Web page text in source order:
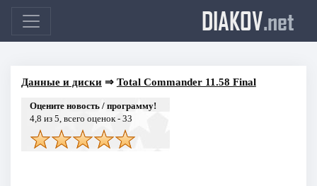
DIAKOV.net
Данные и диски⇒ Total Commander 11.58 Final
Оцените новость / программу!
4,8 из 5, всего оценок - 33